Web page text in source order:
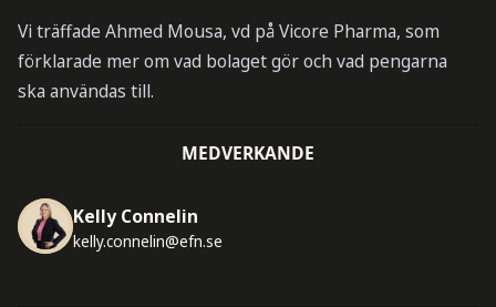
Vi träffade Ahmed Mousa, vd på Vicore Pharma, som
förklarade mer om vad bolaget gör och vad pengarna
ska användas till.
MEDVERKANDE
Kelly Connelin
kelly.connelin@efn.se